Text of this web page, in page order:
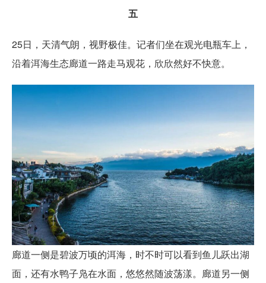
五
25日，天清气朗，视野极佳。记者们坐在观光电瓶车上，
沿着洱海生态廊道一路走马观花，欣欣然好不快意。
廊道一侧是碧波万顷的洱海，时不时可以看到鱼儿跃出湖
面，还有水鸭子凫在水面，悠悠然随波荡漾。廊道另一侧